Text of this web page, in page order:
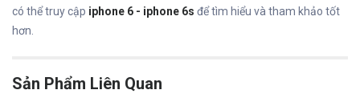
có thể truy cập iphone 6 - iphone 6s để tìm hiểu và tham khảo tốt
hơn.
Sản Phẩm Liên Quan